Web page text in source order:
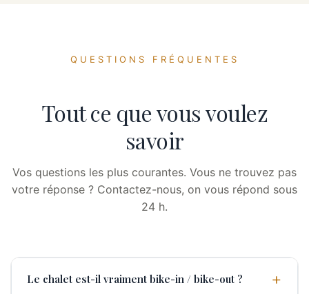
QUESTIONS FRÉQUENTES
Tout ce que vous voulez
savoir
Vos questions les plus courantes. Vous ne trouvez pas
votre réponse ? Contactez-nous, on vous répond sous
24 h.
Le chalet est-il vraiment bike-in / bike-out ?